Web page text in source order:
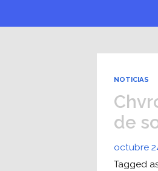
NOTICIAS
de
octubre
Tagged